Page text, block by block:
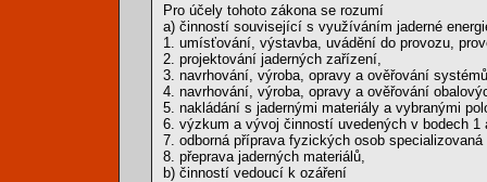
Pro účely tohoto zákona se rozumí
a) činností související s využíváním jaderné
1. umísťování, výstavba, uvádění do provozu,
2. projektování jaderných zařízení,
3. navrhování, výroba, opravy a ověřování
4. navrhování, výroba, opravy a ověřování
5. nakládání s jadernými materiály a vybranými
6. výzkum a vývoj činností uvedených v bodech 1
7. odborná příprava fyzických osob
8. přeprava jaderných materiálů,
b) činností vedoucí k ozáření